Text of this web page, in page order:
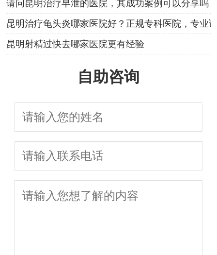
请问昆明治疗早泄的医院，其成功案例可以分享吗
昆明治疗龟头炎哪家医院好？正规专科医院，专业
昆明射精过快去哪家医院更有经验
自助咨询